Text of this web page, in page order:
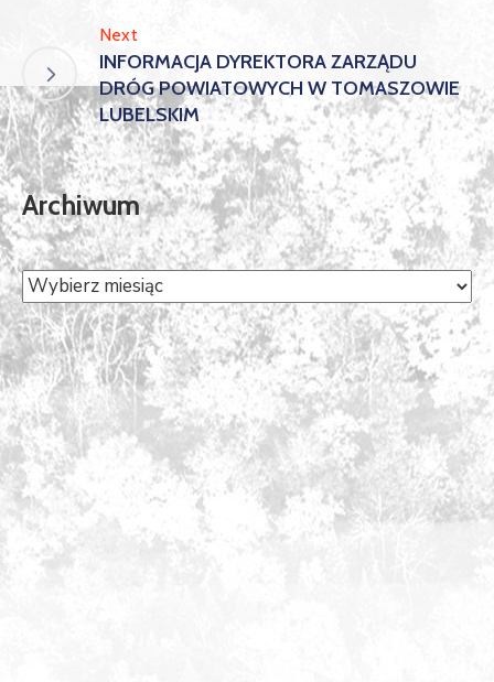
Next
INFORMACJA DYREKTORA ZARZĄDU
DRÓG POWIATOWYCH W TOMASZOWIE
LUBELSKIM
Archiwum